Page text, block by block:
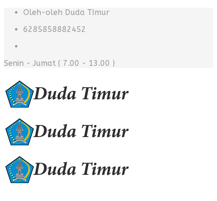
Oleh-oleh Duda TImur
6285858882452
Senin - Jumat ( 7.00 - 13.00 )